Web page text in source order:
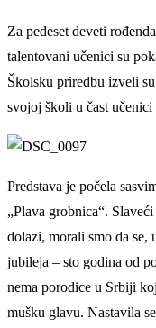
Za pedeset deveti
talentovani učenici su
Školsku priredbu izveli su
svojoj školi u čast
Predstava je počela
„Plava grobnica“.
dolazi, morali smo da
jubileja – sto godina od
nema porodice u Srbiji
mušku glavu. Nastavila se